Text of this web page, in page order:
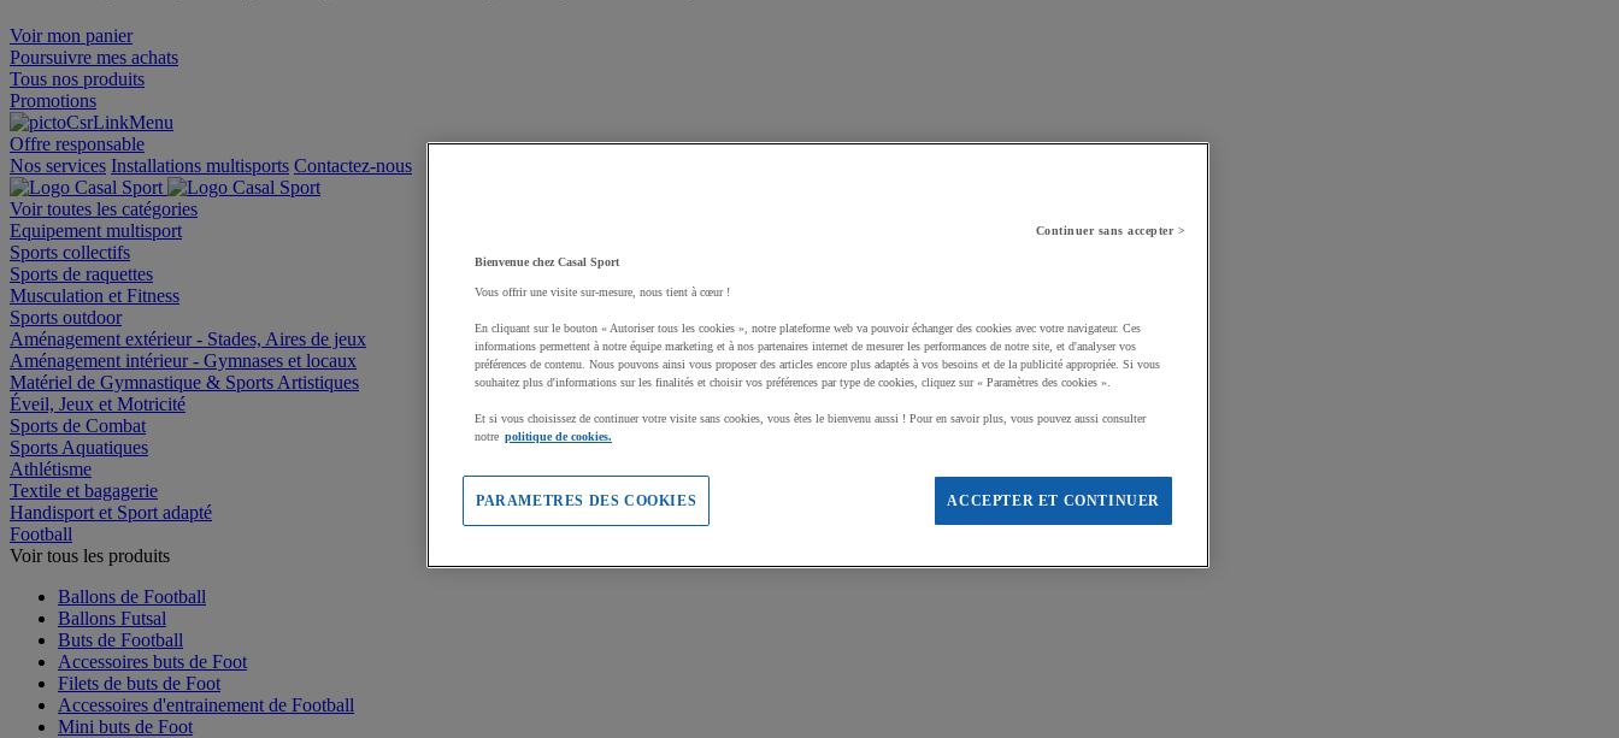
Voir mon panier
Poursuivre mes achats
Tous nos produits
Promotions
Offre responsable
Nos services Installations multisports Contactez-nous
Voir toutes les catégories
Equipement multisport
Sports collectifs
Sports de raquettes
Musculation et Fitness
Sports outdoor
Aménagement extérieur - Stades, Aires de jeux
Aménagement intérieur - Gymnases et locaux
Matériel de Gymnastique & Sports Artistiques
Éveil, Jeux et Motricité
Sports de Combat
Sports Aquatiques
Athlétisme
Textile et bagagerie
Handisport et Sport adapté
Football
Voir tous les produits
Ballons de Football
Ballons Futsal
Buts de Football
Accessoires buts de Foot
Filets de buts de Foot
Accessoires d'entrainement de Football
Mini buts de Foot
Continuer sans accepter >
Bienvenue chez Casal Sport
Vous offrir une visite sur-mesure, nous tient à cœur !
En cliquant sur le bouton « Autoriser tous les cookies », notre plateforme web va pouvoir échanger des cookies avec votre navigateur. Ces
informations permettent à notre équipe marketing et à nos partenaires internet de mesurer les performances de notre site, et d'analyser vos
préférences de contenu. Nous pouvons ainsi vous proposer des articles encore plus adaptés à vos besoins et de la publicité appropriée. Si vous
souhaitez plus d'informations sur les finalités et choisir vos préférences par type de cookies, cliquez sur « Paramètres des cookies ».
Et si vous choisissez de continuer votre visite sans cookies, vous êtes le bienvenu aussi ! Pour en savoir plus, vous pouvez aussi consulter
notre politique de cookies.
ACCEPTER ET CONTINUER
PARAMETRES DES COOKIES